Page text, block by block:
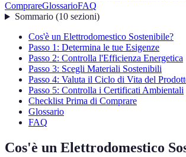
ComprareGlossarioFAQ
Sommario(10 sezioni)
Cos'è un Elettrodomestico Sostenibile?
Passo 1: Determina le tue Esigenze
Passo 2: Controlla l'Efficienza Energetica
Passo 3: Scegli Materiali Sostenibili
Passo 4: Valuta il Ciclo di Vita del
Passo 5: Controlla i Certificati Ambientali
Checklist Prima di Comprare
Glossario
FAQ
Cos'è un Elettrodomestico